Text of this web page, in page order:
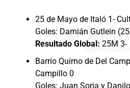
25 de Mayo de Italó 1-
Goles: Damián Gutlein
Resultado Global: 25M 3-
Barrio Quirno de Del
Campillo 0
Goles: Juan Soria y